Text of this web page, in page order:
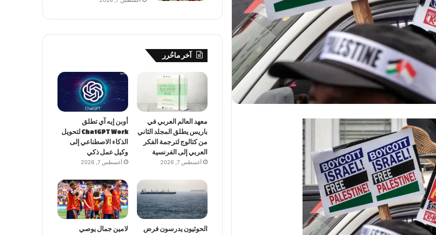
آخر ماحُرر
معهد العالم العربي في
باريس يطلق المجلد الثاني
من كتالوج لترجمة الفكر
العربي إلى الفرنسية
أغسطس 7, 2026
أوبن إيه آي تطلق
ChatGPT Work لتحويل
الذكاء الاصطناعي إلى
وكيل عمل ذكي
أغسطس 7, 2026
الحوثيون يدرسون فرض
لامين جمال يوصي